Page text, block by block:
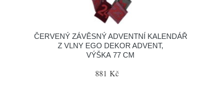
ČERVENÝ ZÁVĚSNÝ ADVENTNÍ KALENDÁŘ
Z VLNY EGO DEKOR ADVENT,
VÝŠKA 77 CM
881 Kč